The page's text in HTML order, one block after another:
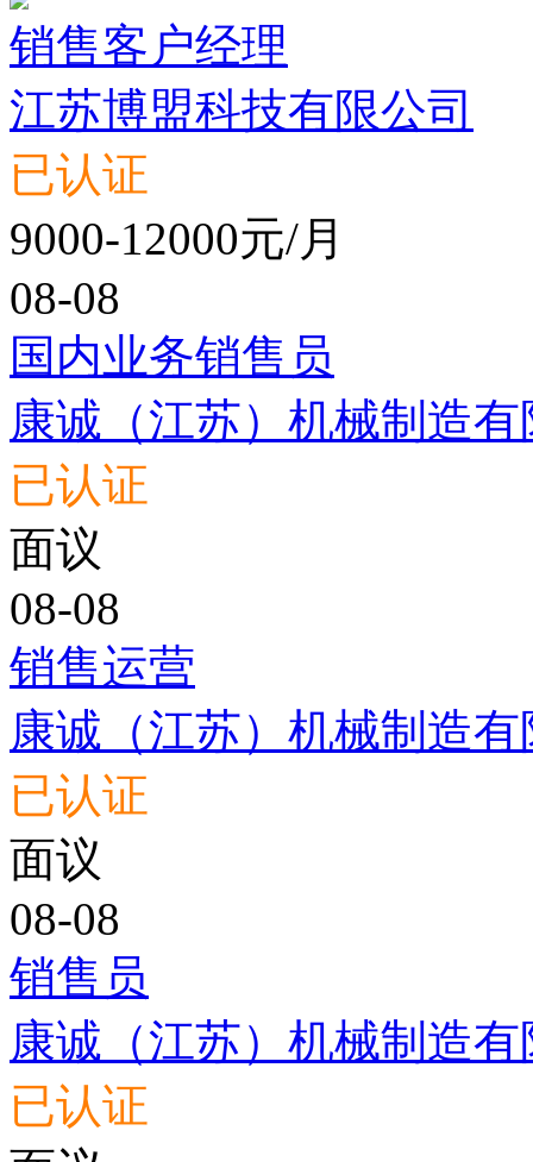
销售客户经理
江苏博盟科技有限公司
已认证
9000-12000元/月
08-08
国内业务销售员
康诚（江苏）机械制造
已认证
面议
08-08
销售运营
康诚（江苏）机械制造
已认证
面议
08-08
销售员
康诚（江苏）机械制造
已认证